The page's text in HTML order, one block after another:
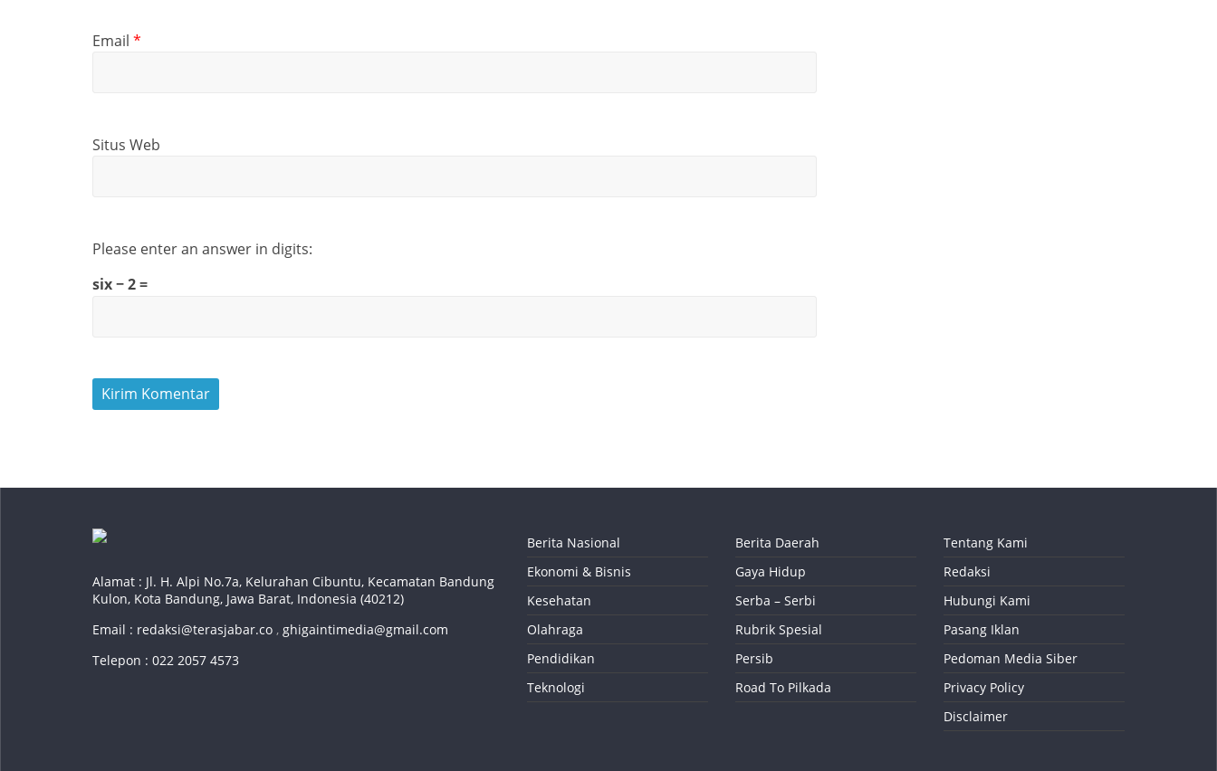
Email *
Situs Web
Please enter an answer in digits:
six − 2 =
Alamat : Jl. H. Alpi No.7a, Kelurahan Cibuntu, Kecamatan Bandung
Kulon, Kota Bandung, Jawa Barat, Indonesia (40212)
Email : redaksi@terasjabar.co , ghigaintimedia@gmail.com
Telepon : 022 2057 4573
Berita Nasional
Ekonomi & Bisnis
Kesehatan
Olahraga
Pendidikan
Teknologi
Berita Daerah
Gaya Hidup
Serba – Serbi
Rubrik Spesial
Persib
Road To Pilkada
Tentang Kami
Redaksi
Hubungi Kami
Pasang Iklan
Pedoman Media Siber
Privacy Policy
Disclaimer